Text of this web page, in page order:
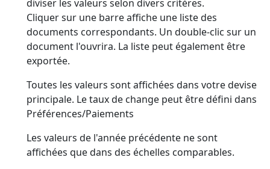
diviser les valeurs selon divers critères.
Cliquer sur une barre affiche une liste des
documents correspondants. Un double-clic sur un
document l'ouvrira. La liste peut également être
exportée.
Toutes les valeurs sont affichées dans votre devise
principale. Le taux de change peut être défini dans
Préférences/Paiements
Les valeurs de l'année précédente ne sont
affichées que dans des échelles comparables.